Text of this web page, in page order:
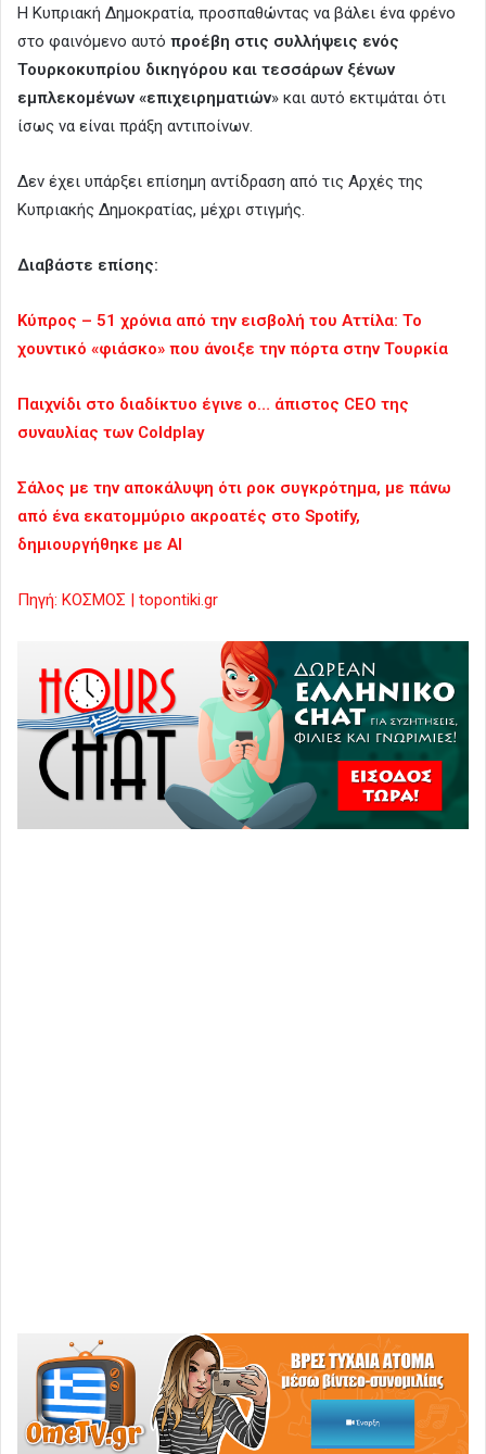
Η Κυπριακή Δημοκρατία, προσπαθώντας να βάλει ένα φρένο
στο φαινόμενο αυτό προέβη στις συλλήψεις ενός
Τουρκοκυπρίου δικηγόρου και τεσσάρων ξένων
εμπλεκομένων «επιχειρηματιών» και αυτό εκτιμάται ότι
ίσως να είναι πράξη αντιποίνων.
Δεν έχει υπάρξει επίσημη αντίδραση από τις Αρχές της
Κυπριακής Δημοκρατίας, μέχρι στιγμής.
Διαβάστε επίσης:
Κύπρος – 51 χρόνια από την εισβολή του Αττίλα: Το
χουντικό «φιάσκο» που άνοιξε την πόρτα στην Τουρκία
Παιχνίδι στο διαδίκτυο έγινε ο… άπιστος CEO της
συναυλίας των Coldplay
Σάλος με την αποκάλυψη ότι ροκ συγκρότημα, με πάνω
από ένα εκατομμύριο ακροατές στο Spotify,
δημιουργήθηκε με ΑΙ
Πηγή: ΚΟΣΜΟΣ | topontiki.gr